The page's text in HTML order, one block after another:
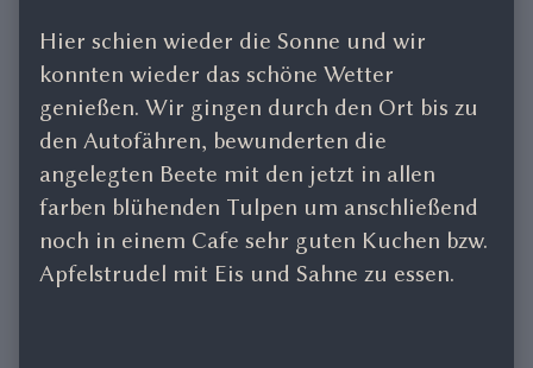
Hier schien wieder die Sonne und wir
konnten wieder das schöne Wetter
genießen. Wir gingen durch den Ort bis zu
den Autofähren, bewunderten die
angelegten Beete mit den jetzt in allen
farben blühenden Tulpen um anschließend
noch in einem Cafe sehr guten Kuchen bzw.
Apfelstrudel mit Eis und Sahne zu essen.